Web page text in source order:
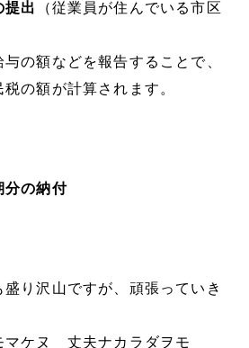
提出
（従業員が住んでいる市区
の額などを報告することで、
の額が計算されます。
分の納付
り沢山ですが、頑張っていき
ケヌ 丈夫ナカラダヲモ